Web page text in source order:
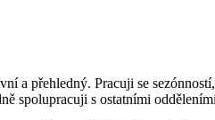
a přehledný. Pracuji se
spolupracuji s ostatními